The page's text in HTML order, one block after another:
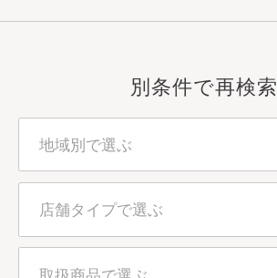
別条件で再検索
地域別で選ぶ
北海道・東北
店舗タイプで選ぶ
百貨店・直営店